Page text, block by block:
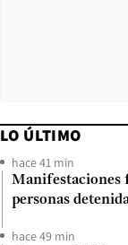
LO ÚLTIMO
hace 41 min
Manifestaciones
personas
hace 49 min